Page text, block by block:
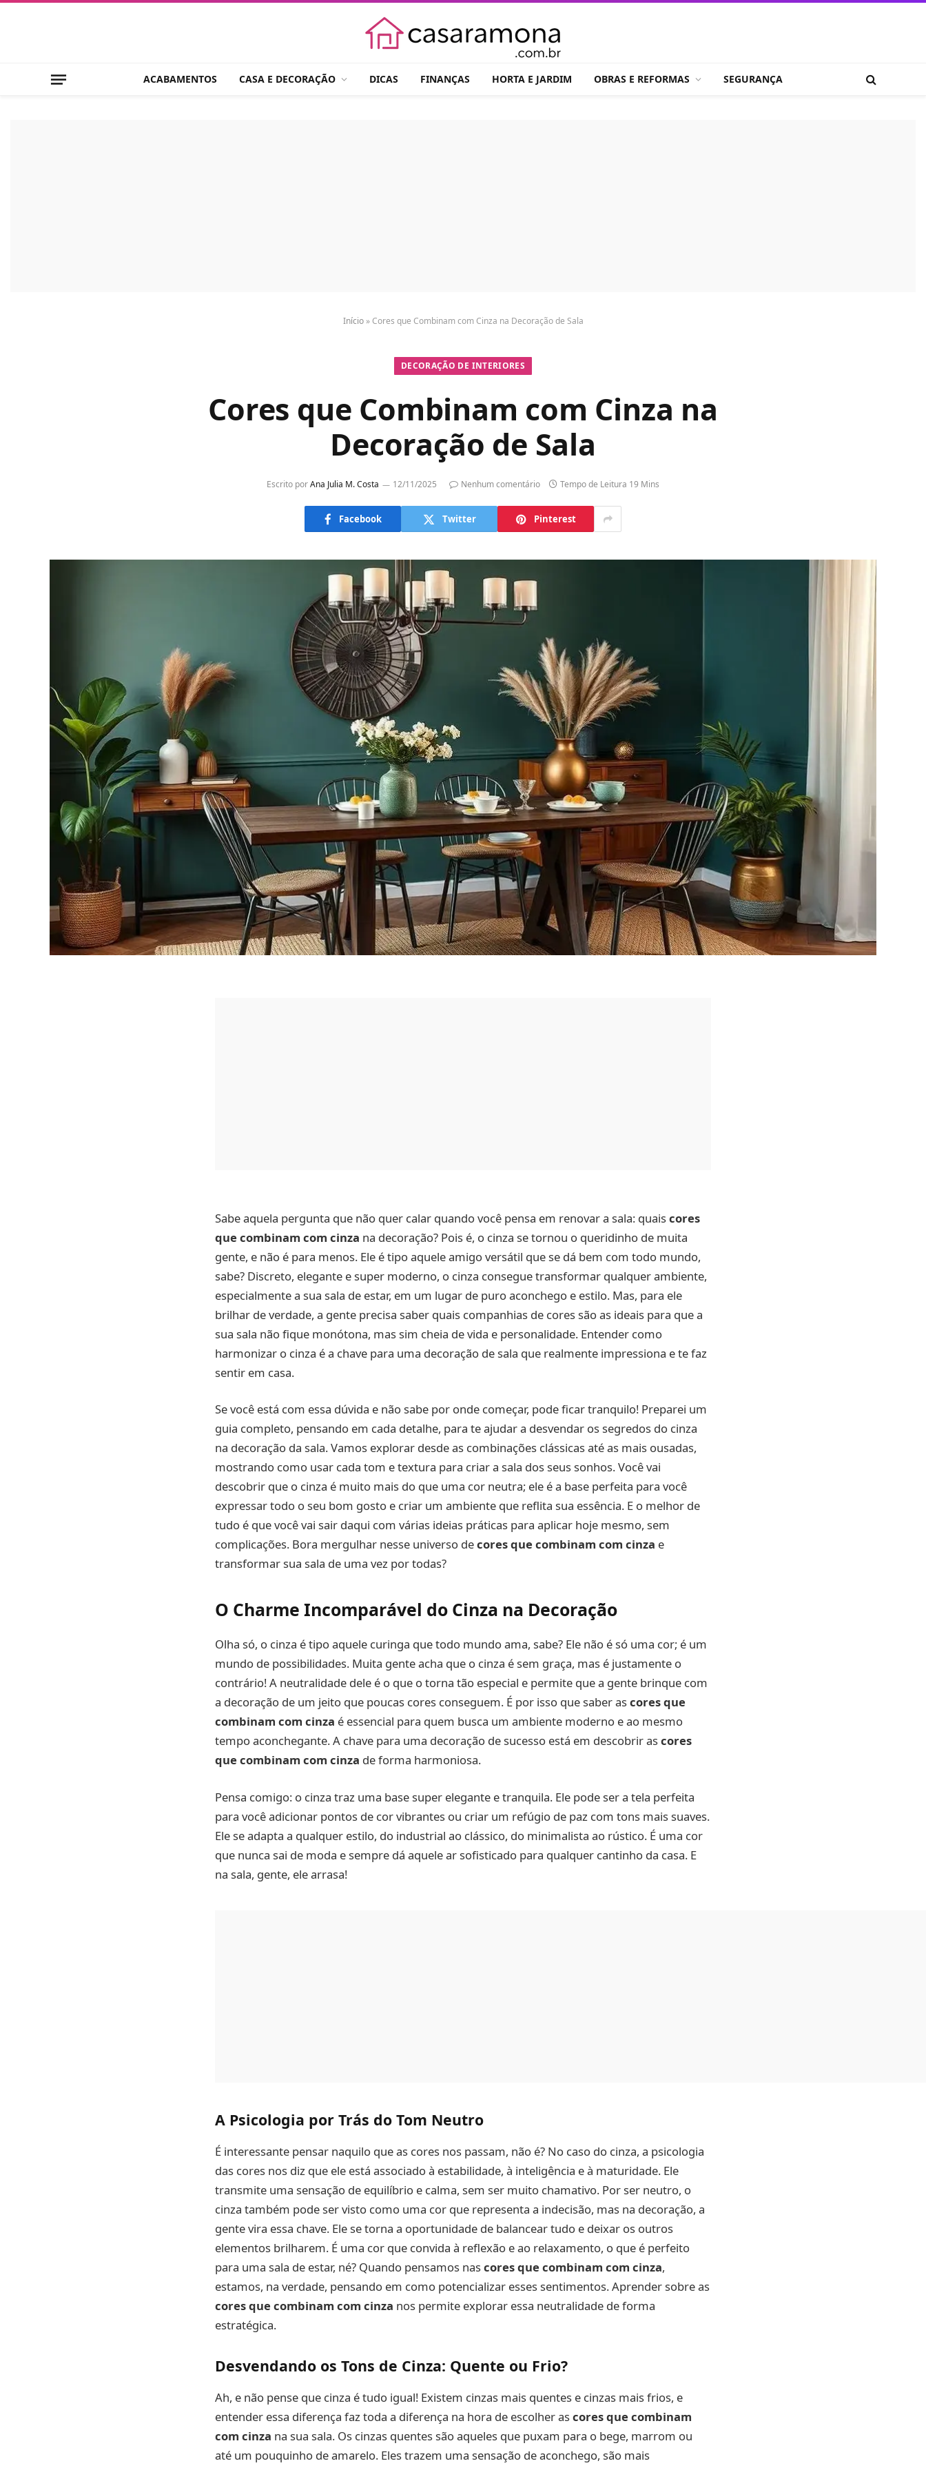
ACABAMENTOS CASA E DECORAÇÃO DICAS FINANÇAS HORTA E JARDIM OBRAS E REFORMAS SEGURANÇA
Início»Cores que Combinam com Cinza na Decoração de Sala
DECORAÇÃO DE INTERIORES
Cores que Combinam com Cinza na
Decoração de Sala
Escrito porAna Julia M. Costa 12/11/2025 Nenhum comentário Tempo de Leitura 19 Mins
Facebook Twitter Pinterest
Sabe aquela pergunta que não quer calar quando você pensa em renovar a sala: quaiscores
que combinam com cinza na decoração? Pois é, o cinza se tornou o queridinho de muita
gente, e não é para menos. Ele é tipo aquele amigo versátil que se dá bem com todo mundo,
sabe? Discreto, elegante e super moderno, o cinza consegue transformar qualquer ambiente,
especialmente a sua sala de estar, em um lugar de puro aconchego e estilo. Mas, para ele
brilhar de verdade, a gente precisa saber quais companhias de cores são as ideais para que a
sua sala não fique monótona, mas sim cheia de vida e personalidade. Entender como
harmonizar o cinza é a chave para uma decoração de sala que realmente impressiona e te faz
sentir em casa.
Se você está com essa dúvida e não sabe por onde começar, pode ficar tranquilo! Preparei um
guia completo, pensando em cada detalhe, para te ajudar a desvendar os segredos do cinza
na decoração da sala. Vamos explorar desde as combinações clássicas até as mais ousadas,
mostrando como usar cada tom e textura para criar a sala dos seus sonhos. Você vai
descobrir que o cinza é muito mais do que uma cor neutra; ele é a base perfeita para você
expressar todo o seu bom gosto e criar um ambiente que reflita sua essência. E o melhor de
tudo é que você vai sair daqui com várias ideias práticas para aplicar hoje mesmo, sem
complicações. Bora mergulhar nesse universo decores que combinam com cinza e
transformar sua sala de uma vez por todas?
O Charme Incomparável do Cinza na Decoração
Olha só, o cinza é tipo aquele curinga que todo mundo ama, sabe? Ele não é só uma cor; é um
mundo de possibilidades. Muita gente acha que o cinza é sem graça, mas é justamente o
contrário! A neutralidade dele é o que o torna tão especial e permite que a gente brinque com
a decoração de um jeito que poucas cores conseguem. É por isso que saber ascores que
combinam com cinza é essencial para quem busca um ambiente moderno e ao mesmo
tempo aconchegante. A chave para uma decoração de sucesso está em descobrir ascores
que combinam com cinza de forma harmoniosa.
Pensa comigo: o cinza traz uma base super elegante e tranquila. Ele pode ser a tela perfeita
para você adicionar pontos de cor vibrantes ou criar um refúgio de paz com tons mais suaves.
Ele se adapta a qualquer estilo, do industrial ao clássico, do minimalista ao rústico. É uma cor
que nunca sai de moda e sempre dá aquele ar sofisticado para qualquer cantinho da casa. E
na sala, gente, ele arrasa!
A Psicologia por Trás do Tom Neutro
É interessante pensar naquilo que as cores nos passam, não é? No caso do cinza, a psicologia
das cores nos diz que ele está associado à estabilidade, à inteligência e à maturidade. Ele
transmite uma sensação de equilíbrio e calma, sem ser muito chamativo. Por ser neutro, o
cinza também pode ser visto como uma cor que representa a indecisão, mas na decoração, a
gente vira essa chave. Ele se torna a oportunidade de balancear tudo e deixar os outros
elementos brilharem. É uma cor que convida à reflexão e ao relaxamento, o que é perfeito
para uma sala de estar, né? Quando pensamos nascores que combinam com cinza,
estamos, na verdade, pensando em como potencializar esses sentimentos. Aprender sobre as
cores que combinam com cinza nos permite explorar essa neutralidade de forma
estratégica.
Desvendando os Tons de Cinza: Quente ou Frio?
Ah, e não pense que cinza é tudo igual! Existem cinzas mais quentes e cinzas mais frios, e
entender essa diferença faz toda a diferença na hora de escolher ascores que combinam
com cinza na sua sala. Os cinzas quentes são aqueles que puxam para o bege, marrom ou
até um pouquinho de amarelo. Eles trazem uma sensação de aconchego, são mais